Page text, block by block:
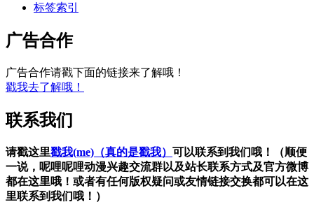
标签索引
广告合作
广告合作请戳下面的链接来了解哦！
戳我去了解哦！
联系我们
请戳这里戳我(me)（真的是戳我） 可以联系到我们哦！（顺便
一说，呢哩呢哩动漫兴趣交流群以及站长联系方式及官方微博
都在这里哦！或者有任何版权疑问或友情链接交换都可以在这
里联系到我们哦！）